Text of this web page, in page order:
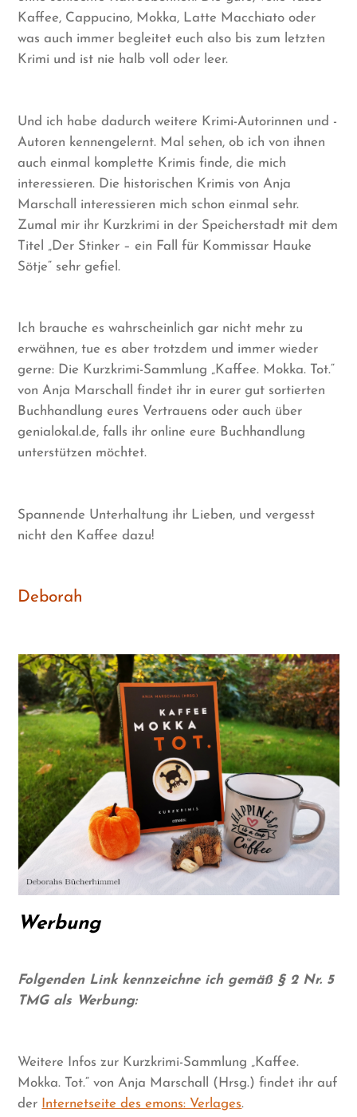
Kaffee, Cappucino, Mokka, Latte Macchiato oder
was auch immer begleitet euch also bis zum letzten
Krimi und ist nie halb voll oder leer.
Und ich habe dadurch weitere Krimi-Autorinnen und -
Autoren kennengelernt. Mal sehen, ob ich von ihnen
auch einmal komplette Krimis finde, die mich
interessieren. Die historischen Krimis von Anja
Marschall interessieren mich schon einmal sehr.
Zumal mir ihr Kurzkrimi in der Speicherstadt mit dem
Titel „Der Stinker – ein Fall für Kommissar Hauke
Sötje“ sehr gefiel.
Ich brauche es wahrscheinlich gar nicht mehr zu
erwähnen, tue es aber trotzdem und immer wieder
gerne: Die Kurzkrimi-Sammlung „Kaffee. Mokka. Tot.“
von Anja Marschall findet ihr in eurer gut sortierten
Buchhandlung eures Vertrauens oder auch über
genialokal.de, falls ihr online eure Buchhandlung
unterstützen möchtet.
Spannende Unterhaltung ihr Lieben, und vergesst
nicht den Kaffee dazu!
Deborah
Werbung
Folgenden Link kennzeichne ich gemäß § 2 Nr. 5
TMG als Werbung:
Weitere Infos zur Kurzkrimi-Sammlung „Kaffee.
Mokka. Tot.“ von Anja Marschall (Hrsg.) findet ihr auf
der
Internetseite des emons: Verlages.